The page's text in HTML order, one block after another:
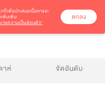
าห์ จัดอันดับ
กี้เพื่อนำเสนอเนื้อหาและ
พิ่มเติม
ายความเป็นส่วนตัว’
ตกลง